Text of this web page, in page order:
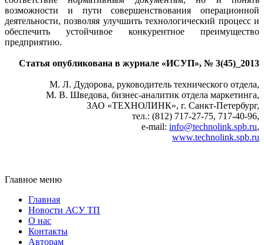
возможности и пути совершенствования операционной
деятельности, позволяя улучшить технологический процесс и
обеспечить устойчивое конкурентное преимущество
предприятию.
Статья опубликована в журнале «ИСУП», № 3(45)_2013
М. Л. Дудорова, руководитель технического отдела,
М. В. Шведова, бизнес-аналитик отдела маркетинга,
ЗАО «ТЕХНОЛИНК», г. Санкт-Петербург,
тел.: (812) 717-27-75, 717-40-96,
e‑mail: info@technolink.spb.ru,
www.technolink.spb.ru
Главное меню
Главная
Новости АСУ ТП
О нас
Контакты
Авторам